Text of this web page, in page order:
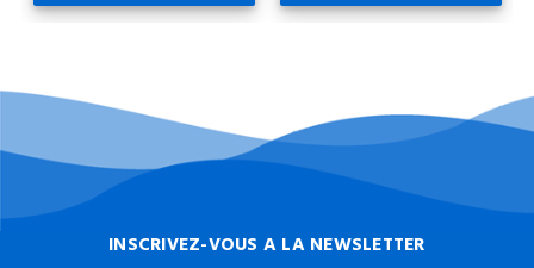
INSCRIVEZ-VOUS A LA NEWSLETTER